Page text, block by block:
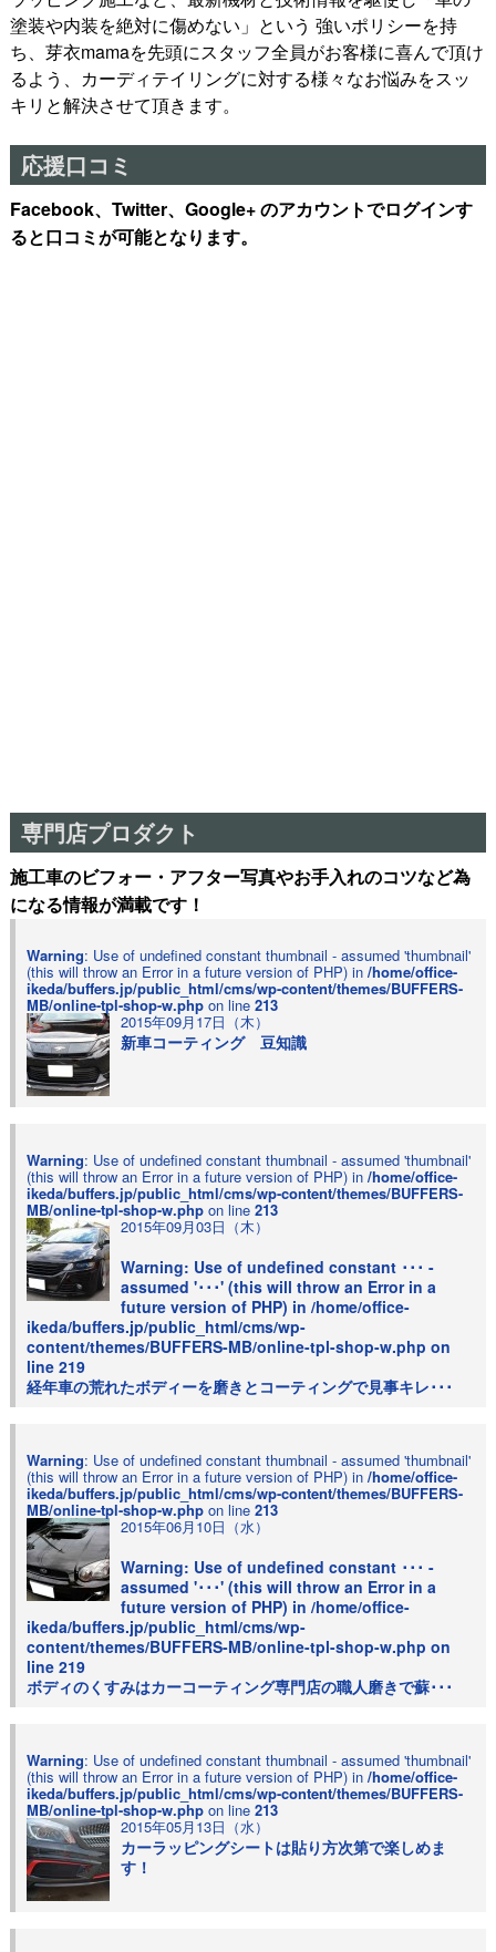
塗装や内装を絶対に傷めない」という 強いポリシーを持
ち、芽衣mamaを先頭にスタッフ全員がお客様に喜んで頂け
るよう、カーディテイリングに対する様々なお悩みをスッ
キリと解決させて頂きます。
応援口コミ
Facebook、Twitter、Google+ のアカウントでログインす
ると口コミが可能となります。
専門店プロダクト
施工車のビフォー・アフター写真やお手入れのコツなど為
になる情報が満載です！
Warning: Use of undefined constant thumbnail - assumed 'thumbnail'
(this will throw an Error in a future version of PHP) in /home/office-
ikeda/buffers.jp/public_html/cms/wp-content/themes/BUFFERS-
MB/online-tpl-shop-w.phpon line 213
2015年09月17日（木）
新車コーティング 豆知識
Warning: Use of undefined constant thumbnail - assumed 'thumbnail'
(this will throw an Error in a future version of PHP) in /home/office-
ikeda/buffers.jp/public_html/cms/wp-content/themes/BUFFERS-
MB/online-tpl-shop-w.phpon line 213
2015年09月03日（木）
Warning: Use of undefined constant ･･･ -
assumed '･･･' (this will throw an Error in a
future version of PHP) in /home/office-
ikeda/buffers.jp/public_html/cms/wp-
content/themes/BUFFERS-MB/online-tpl-shop-w.php on
line 219
経年車の荒れたボディーを磨きとコーティングで見事キレ･･･
Warning: Use of undefined constant thumbnail - assumed 'thumbnail'
(this will throw an Error in a future version of PHP) in /home/office-
ikeda/buffers.jp/public_html/cms/wp-content/themes/BUFFERS-
MB/online-tpl-shop-w.phpon line 213
2015年06月10日（水）
Warning: Use of undefined constant ･･･ -
assumed '･･･' (this will throw an Error in a
future version of PHP) in /home/office-
ikeda/buffers.jp/public_html/cms/wp-
content/themes/BUFFERS-MB/online-tpl-shop-w.php on
line 219
ボディのくすみはカーコーティング専門店の職人磨きで蘇･･･
Warning: Use of undefined constant thumbnail - assumed 'thumbnail'
(this will throw an Error in a future version of PHP) in /home/office-
ikeda/buffers.jp/public_html/cms/wp-content/themes/BUFFERS-
MB/online-tpl-shop-w.phpon line 213
2015年05月13日（水）
カーラッピングシートは貼り方次第で楽しめま
す！